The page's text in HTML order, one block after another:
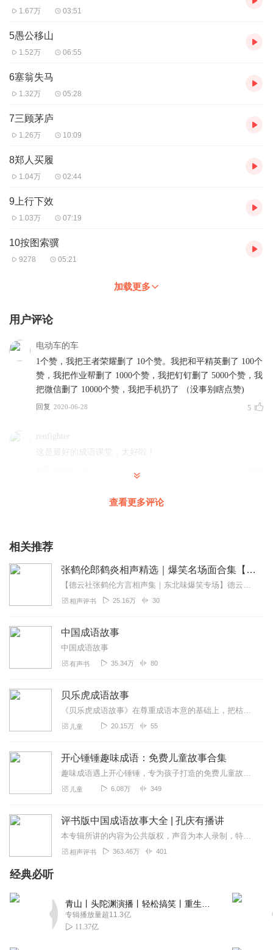
1.67万 03:51
5愚公移山
1.52万 06:55
6塞翁失马
1.32万 05:28
7三顾茅庐
1.26万 10:09
8郑人买履
1.04万 02:44
9上行下效
1.03万 07:19
10按图索骥
9278 05:21
加载更多
用户评论
电动车的车
1个赞，我把王者荣耀删了 10个赞。我把和平精英删了 100个
赞，我把作业帮删了 1000个赞，我把钉钉删了 5000个赞，我
把微信删了 10000个赞，我把手机扔了 （没事别瞎点赞)
回复 2020-06-28 5
renfighter
这是最好的成语课堂，太好啦！
希望多制作这样的节目
囧说招生
非常喜欢，声音很好听，咱们一起帮主播订阅、评价、分享
2020-03-15
dream_安陵
2019-09-06
柚子2020
2022-02-12
3g7p0z5rjs0hn8joh4pp
2021-11-22
听着手机上学堂
多人广播剧非常精彩，小朋友很喜欢
pa7mvzbjpq551ze6ic0u
给哈狗和高后给哈狗和高
查看更多评论
相关推荐
张鹤伦郎鹤炎相声精选｜爆笑名场面合集【成语接龙+童年故事】
【德云社张鹤伦方言相声集｜东北味爆笑专场】德云社"浪味仙"张鹤伦携搭档郎鹤炎带来原汁原味的东北风情相声盛宴！本专辑精选30段经典演出，既有《扒马褂》《黄鹤楼》...
相声评书 25.16万 30
中国成语故事
中国成语故事
有声书 35.34万 80
贝乐虎成语故事
《贝乐虎成语故事》在尊重成语本意的基础上，把枯燥难懂的成语改编成一个个情节丰富、有趣又生动的情景故事。快乐听故事，轻松学成语。让孩子不仅可以在故事中学会成语，还...
儿童 20.15万 55
开心锤锤趣味成语：免费儿童故事合集
趣味成语遇上开心锤锤，专为孩子打造的免费儿童故事来啦！用轻松搞笑的剧情、简单易懂的语言，把成语知识融入精彩小故事中，边听边学、趣味满满，让孩子轻松记住成语、爱上...
儿童 6.08万 349
评书版中国成语故事大全 | 孔庆有播讲
本专辑所讲的内容为公共版权，声音为本人录制，特此声明！业余时间录制，尽量保证每天一集！微评书为您讲述成语起源的同时，每集一个定场诗，不重复！脱稿演绎！部分定场诗...
相声评书 363.46万 401
经典必听
专辑播放量超11.3亿
11.37亿